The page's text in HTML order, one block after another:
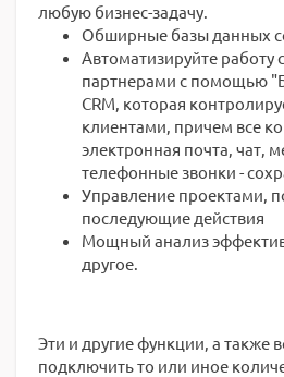
любую бизнес-задачу.
Обширные базы данных
Автоматизируйте работу
партнерами с помощью
CRM, которая
клиентами, причем все
электронная почта, чат,
телефонные звонки -
Управление проектами,
последующие действия
Мощный анализ
другое.
Эти и другие функции, а также
подключить то или иное